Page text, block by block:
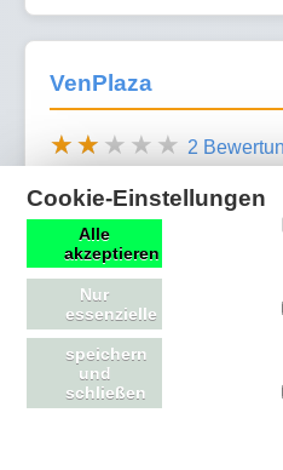
VenPlaza
2
Wisim
Bei
übernimmst Du die Rolle
Automatenhändlers und
Zuhause in einer grafisch
Cookie-Einstellungen
Alle
akzeptieren
Nur
essenzielle
speichern
und
schließen